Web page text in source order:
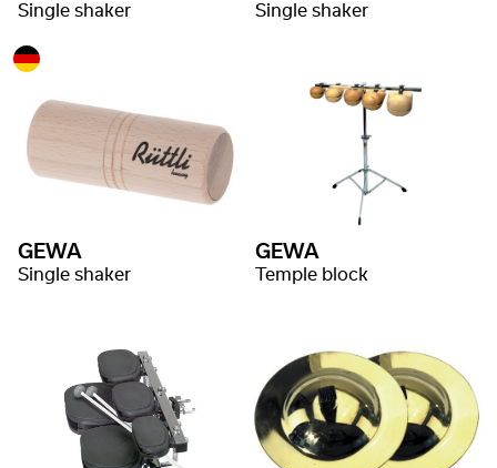
Single shaker Single shaker
GEWA
Single shaker
GEWA
Temple block